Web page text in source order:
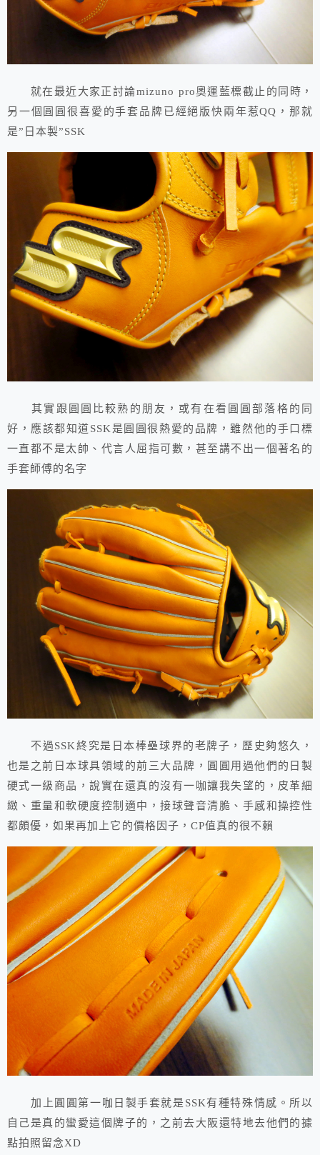
就在最近大家正討論mizuno pro奧運藍標截止的同時，
另一個圓圓很喜愛的手套品牌已經絕版快兩年惹QQ，那就
是”日本製”SSK
其實跟圓圓比較熟的朋友，或有在看圓圓部落格的同
好，應該都知道SSK是圓圓很熱愛的品牌，雖然他的手口標
一直都不是太帥、代言人屈指可數，甚至講不出一個著名的
手套師傅的名字
不過SSK終究是日本棒壘球界的老牌子，歷史夠悠久，
也是之前日本球具領域的前三大品牌，圓圓用過他們的日製
硬式一級商品，說實在還真的沒有一咖讓我失望的，皮革細
緻、重量和軟硬度控制適中，接球聲音清脆、手感和操控性
都頗優，如果再加上它的價格因子，CP值真的很不賴
加上圓圓第一咖日製手套就是SSK有種特殊情感。所以
自己是真的蠻愛這個牌子的，之前去大阪還特地去他們的據
點拍照留念XD